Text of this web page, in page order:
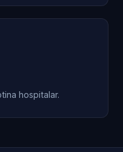
hospitalar.